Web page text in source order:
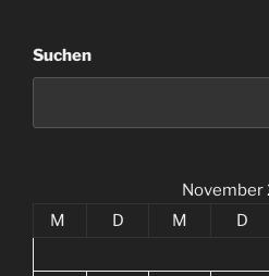
Suchen
November
M
D M D